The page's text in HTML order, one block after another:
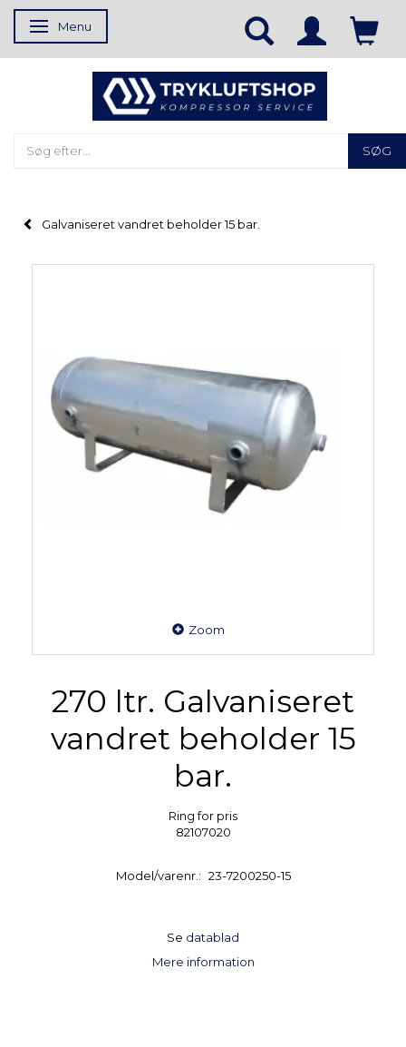
Skifte navigation
Menu
SØG
Galvaniseret vandret beholder 15 bar.
Zoom
270 ltr. Galvaniseret
vandret beholder 15
bar.
Ring for pris
82107020
Model/varenr.: 23-7200250-15
Se datablad
Mere information